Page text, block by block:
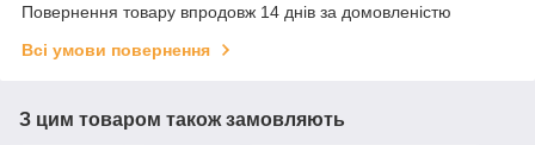
Повернення товару впродовж 14 днів за домовленістю
Всі умови повернення
З цим товаром також замовляють